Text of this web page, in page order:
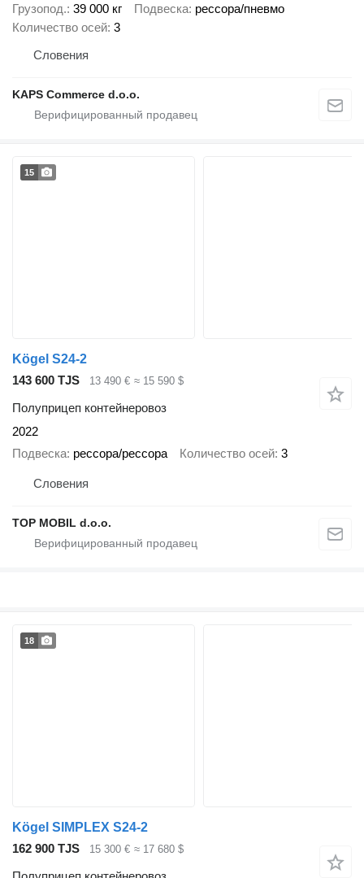
Грузопод. 39 000 кг Подвеска рессора/пневмо
Количество осей 3
Словения
KAPS Commerce d.o.o.
15
Kögel S24-2
143 600 TJS
13 490 € ≈ 15 590 $
Полуприцеп контейнеровоз
2022
Подвеска рессора/рессора Количество осей 3
Словения
TOP MOBIL d.o.o.
18
Kögel SIMPLEX S24-2
162 900 TJS
15 300 € ≈ 17 680 $